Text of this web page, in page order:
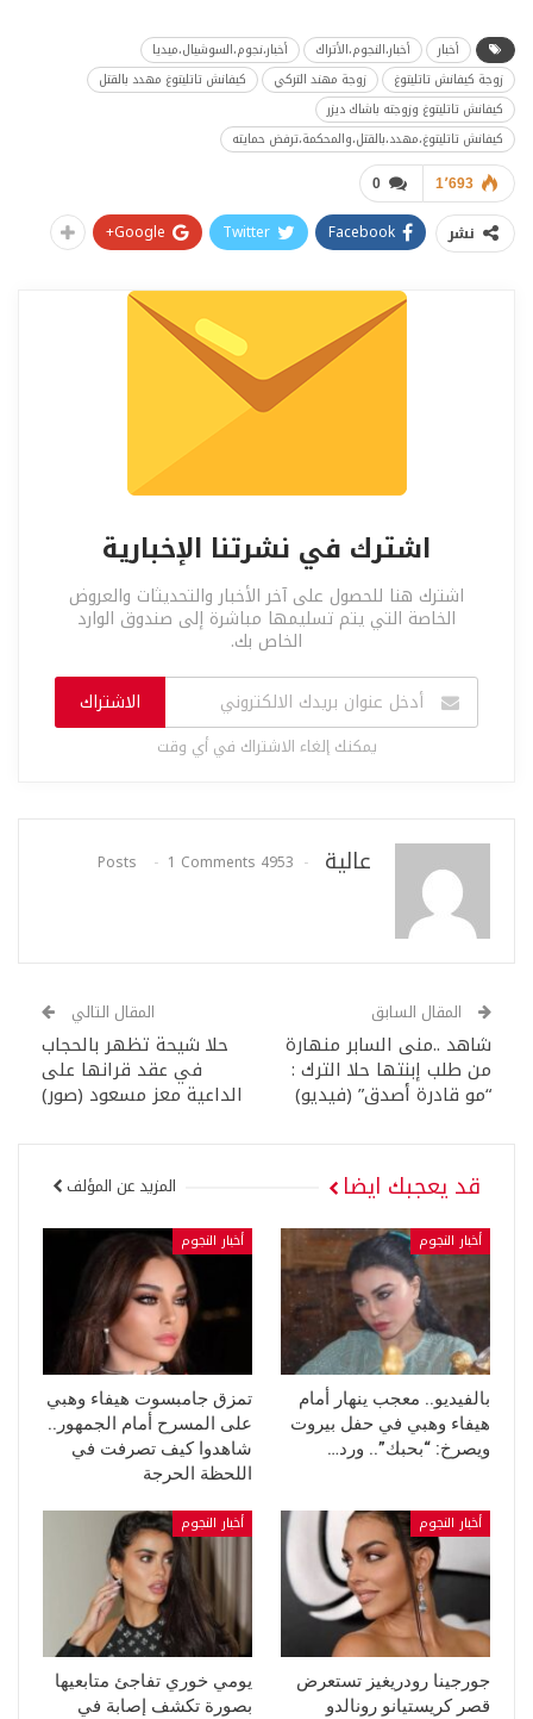
أخبار أخبار،النجوم،الأتراك
أخبار،نجوم،السوشيال،ميديا
زوجة كيفانش تاتليتوغ
زوجة مهند التركي
كيفانش تاتليتوغ مهدد بالقتل
كيفانش تاتليتوغ وزوجته باشاك ديزر
كيفانش تاتليتوغ،مهدد،بالقتل،والمحكمة،ترفض حمايته
0 1٬693
نشر Facebook
Twitter
Google+
اشترك في نشرتنا الإخبارية
اشترك هنا للحصول على آخر الأخبار والتحديثات والعروض
الخاصة التي يتم تسليمها مباشرة إلى صندوق الوارد
الخاص بك.
الاشتراك
يمكنك إلغاء الاشتراك في أي وقت
عالية 4953 Posts
1 Comments
المقال السابق
شاهد ..منى السابر منهارة
من طلب إبنتها حلا الترك :
“مو قادرة أصدق” (فيديو)
المقال التالي
حلا شيحة تظهر بالحجاب
في عقد قرانها على
الداعية معز مسعود (صور)
قد يعجبك ايضا المزيد عن المؤلف
أخبار النجوم
بالفيديو.. معجب ينهار أمام
هيفاء وهبي في حفل بيروت
ويصرخ: “بحبك”.. ورد…
أخبار النجوم
تمزق جامبسوت هيفاء وهبي
على المسرح أمام الجمهور..
شاهدوا كيف تصرفت في
اللحظة الحرجة
أخبار النجوم
جورجينا رودريغيز تستعرض
قصر كريستيانو رونالدو
أخبار النجوم
يومي خوري تفاجئ متابعيها
بصورة تكشف إصابة في